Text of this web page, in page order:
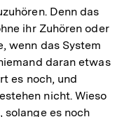
Denn das
ihr Zuhören oder
wenn das System
daran etwas
es noch, und
nicht. Wieso
solange es noch